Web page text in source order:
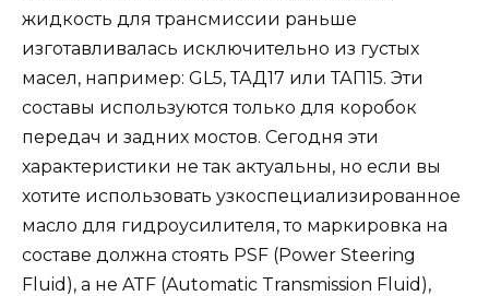
жидкость для трансмиссии раньше
изготавливалась исключительно из густых
масел, например: GL5, ТАД17 или ТАП15. Эти
составы используются только для коробок
передач и задних мостов. Сегодня эти
характеристики не так актуальны, но если вы
хотите использовать узкоспециализированное
масло для гидроусилителя, то маркировка на
составе должна стоять PSF (Power Steering
Fluid), а не ATF (Automatic Transmission Fluid),